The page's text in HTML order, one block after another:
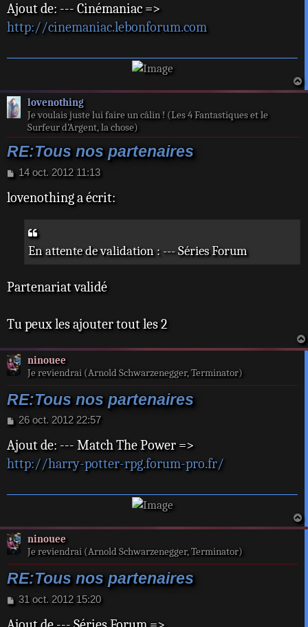
s
s
a
e
Ajout de: --- Cinémaniac =>
http://cinemaniac.lebonforum.com
a
lovenothing
Je voulais juste lui faire un câlin ! (Les 4 Fantastiques et le
Surfeur d’Argent, la chose)
RE:Tous nos partenaires
M
s
14 oct. 2012 11:13
lovenothing a écrit:
En attente de validation : --- Séries Forum
Partenariat validé
Tu peux les ajouter tout les 2
ninouee
Je reviendrai (Arnold Schwarzenegger, Terminator)
RE:Tous nos partenaires
M
s
s
a
e
26 oct. 2012 22:57
Ajout de: --- Match The Power =>
http://harry-potter-rpg.forum-pro.fr/
a
ninouee
Je reviendrai (Arnold Schwarzenegger, Terminator)
RE:Tous nos partenaires
M
s
31 oct. 2012 15:20